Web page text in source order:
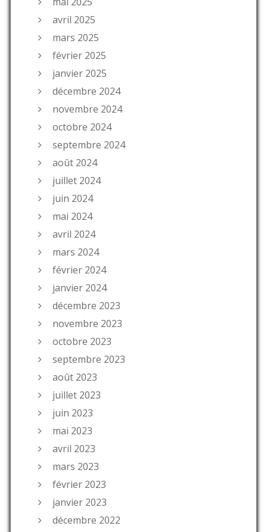
avril 2025
mars 2025
février 2025
janvier 2025
décembre 2024
novembre 2024
octobre 2024
septembre 2024
août 2024
juillet 2024
juin 2024
mai 2024
avril 2024
mars 2024
février 2024
janvier 2024
décembre 2023
novembre 2023
octobre 2023
septembre 2023
août 2023
juillet 2023
juin 2023
mai 2023
avril 2023
mars 2023
février 2023
janvier 2023
décembre 2022